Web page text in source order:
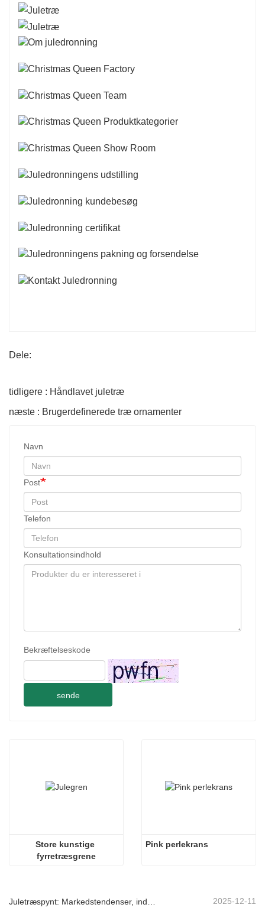
Dele:
tidligere : Håndlavet juletræ
næste : Brugerdefinerede træ ornamenter
Navn
Post
Telefon
Konsultationsindhold
Bekræftelseskode
sende
Store kunstige
fyrretræsgrene
Pink perlekrans
Juletræspynt: Markedstendenser, indsigt i forsyningskæden og indkøbsguide 2025 2025-12-11